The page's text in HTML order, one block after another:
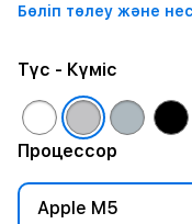
Бөліп төлеу және
Процессор
Apple M5
Түс - Күміс